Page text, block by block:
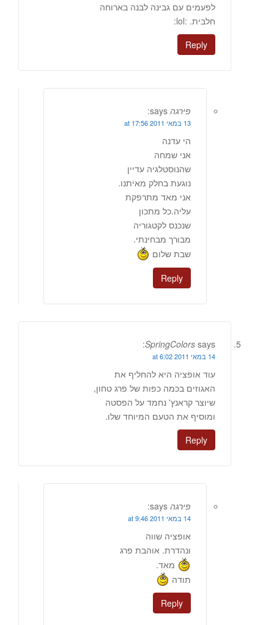
לפעמים עם גבינה לבנה בארוחה
חלבית. :lol:
Reply
פירגה says:
13 במאי 2011 at 17:56
הי עדנה
אני שמחה
שהנוסטלגיה עדיין
נוגעת בחלק מאיתנו.
אני מאד מתרפקת
עליה.כל מתכון
שנכנס לקטגוריה
מבורך מבחינתי.
שבת שלום
Reply
SpringColors says:
14 במאי 2011 at 6:02
עוד אופציה היא להחליף את
האגוזים בכמה כפות של פרג טחון,
שיוצר קראנץ' נחמד על הפסטה
ומוסיף את הטעם המיוחד שלו.
Reply
פירגה says:
14 במאי 2011 at 9:46
אופציה שווה
ונהדרת. אוהבת פרג
מאד.
תודה
Reply